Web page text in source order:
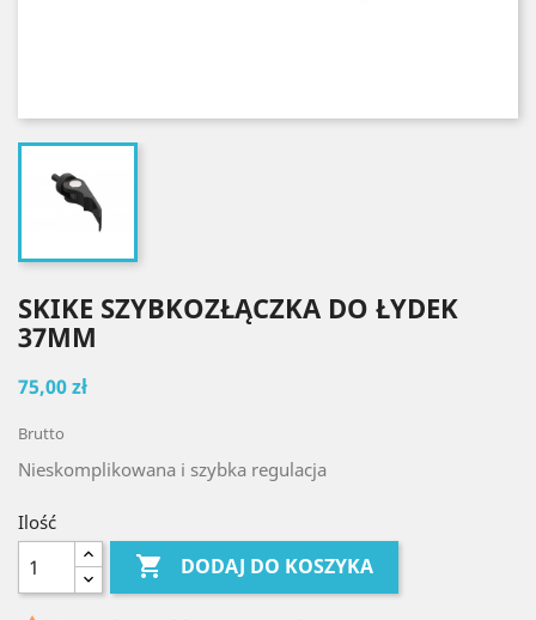
SKIKE SZYBKOZŁĄCZKA DO ŁYDEK
37MM
75,00 zł
Brutto
Nieskomplikowana i szybka regulacja
Ilość
 DODAJ DO KOSZYKA